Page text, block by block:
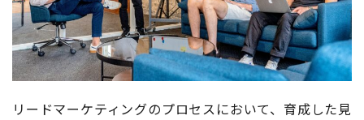
リードマーケティングのプロセスにおいて、育成した見